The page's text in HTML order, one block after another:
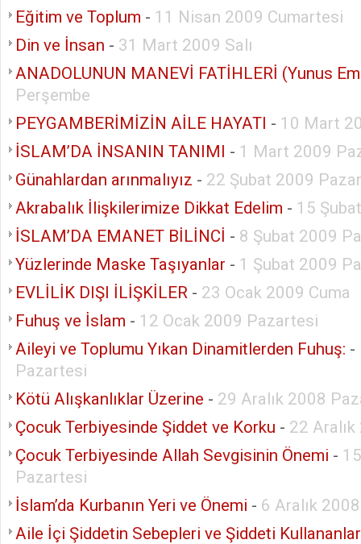
Eğitim ve Toplum - 11 Nisan 2009 Cumartesi
Din ve İnsan - 31 Mart 2009 Salı
ANADOLUNUN MANEVİ FATİHLERİ (Yunus
Perşembe
PEYGAMBERİMİZİN AİLE HAYATI - 10 Mart
İSLAM’DA İNSANIN TANIMI - 1 Mart 2009
Günahlardan arınmalıyız - 22 Şubat 2009 Pazar
Akrabalık İlişkilerimize Dikkat Edelim - 15
İSLAM’DA EMANET BİLİNCİ - 8 Şubat 2009
Yüzlerinde Maske Taşıyanlar - 1 Şubat 2009
EVLİLİK DIŞI İLİŞKİLER - 23 Ocak 2009 Cuma
Fuhuş ve İslam - 12 Ocak 2009 Pazartesi
Aileyi ve Toplumu Yıkan Dinamitlerden Fuhuş: -
Pazartesi
Kötü Alışkanlıklar Üzerine - 29 Aralık 2008
Çocuk Terbiyesinde Şiddet ve Korku - 22
Çocuk Terbiyesinde Allah Sevgisinin Önemi -
Pazartesi
İslam’da Kurbanın Yeri ve Önemi - 6 Aralık
Aile İçi Şiddetin Sebepleri ve Şiddeti